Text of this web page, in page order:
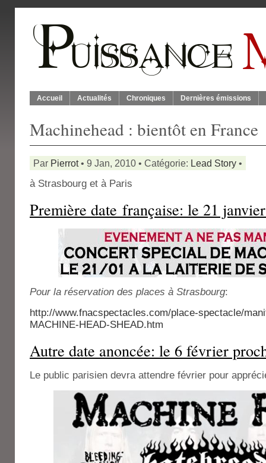
Accueil Actualités Chroniques Dernières émissions
Machinehead : bientôt en France
Par Pierrot• 9 Jan, 2010 • Catégorie: Lead Story •
à Strasbourg et à Paris
Première date française: le 21
Pour la réservation des places à Strasbourg:
http://www.fnacspectacles.com/place-spectacle/
MACHINE-HEAD-SHEAD.htm
Autre date anoncée: le 6 février
Le public parisien devra attendre février pour